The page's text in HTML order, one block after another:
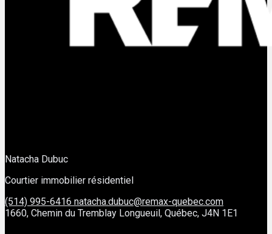
Natacha Dubuc
Courtier immobilier résidentiel
(514) 995-6416 natacha.dubuc@remax-quebec.com
1660, Chemin du Tremblay Longueuil, Québec, J4N 1E1